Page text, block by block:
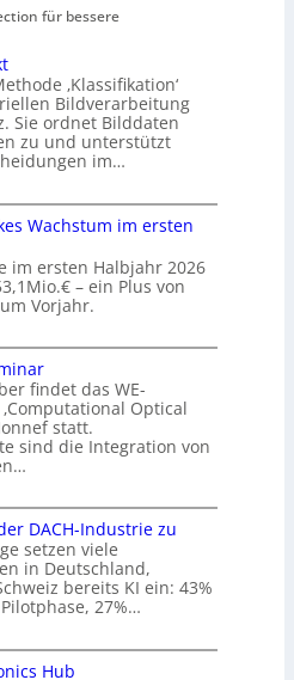
für bessere
‚Klassifikation‘
Bildverarbeitung
Sie ordnet Bilddaten
zu und unterstützt
im…
Wachstum im ersten
im ersten Halbjahr 2026
– ein Plus von
Vorjahr.
findet das WE-
Optical
statt.
sind die Integration von
DACH-Industrie zu
setzen viele
in Deutschland,
bereits KI ein: 43%
27%…
Hub